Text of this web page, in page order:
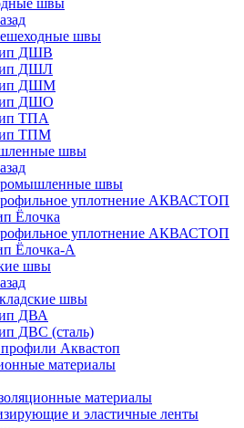
швы
швы
ДШВ
ДШЛ
ДШМ
ДШО
ТПА
ТПМ
швы
швы
уплотнение АКВАСТОП
Ёлочка
уплотнение АКВАСТОП
Ёлочка-А
швы
швы
ДВА
ДВС (сталь)
Аквастоп
материалы
материалы
и эластичные ленты